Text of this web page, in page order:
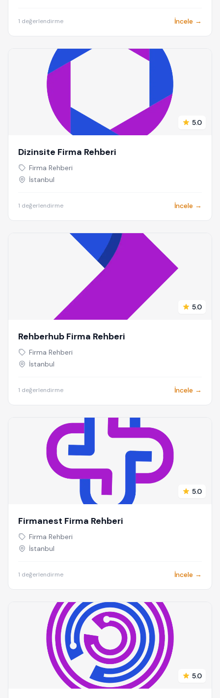
1 değerlendirme İncele →
5.0
Dizinsite Firma Rehberi
Firma Rehberi
İstanbul
1 değerlendirme İncele →
5.0
Rehberhub Firma Rehberi
Firma Rehberi
İstanbul
1 değerlendirme İncele →
5.0
Firmanest Firma Rehberi
Firma Rehberi
İstanbul
1 değerlendirme İncele →
5.0